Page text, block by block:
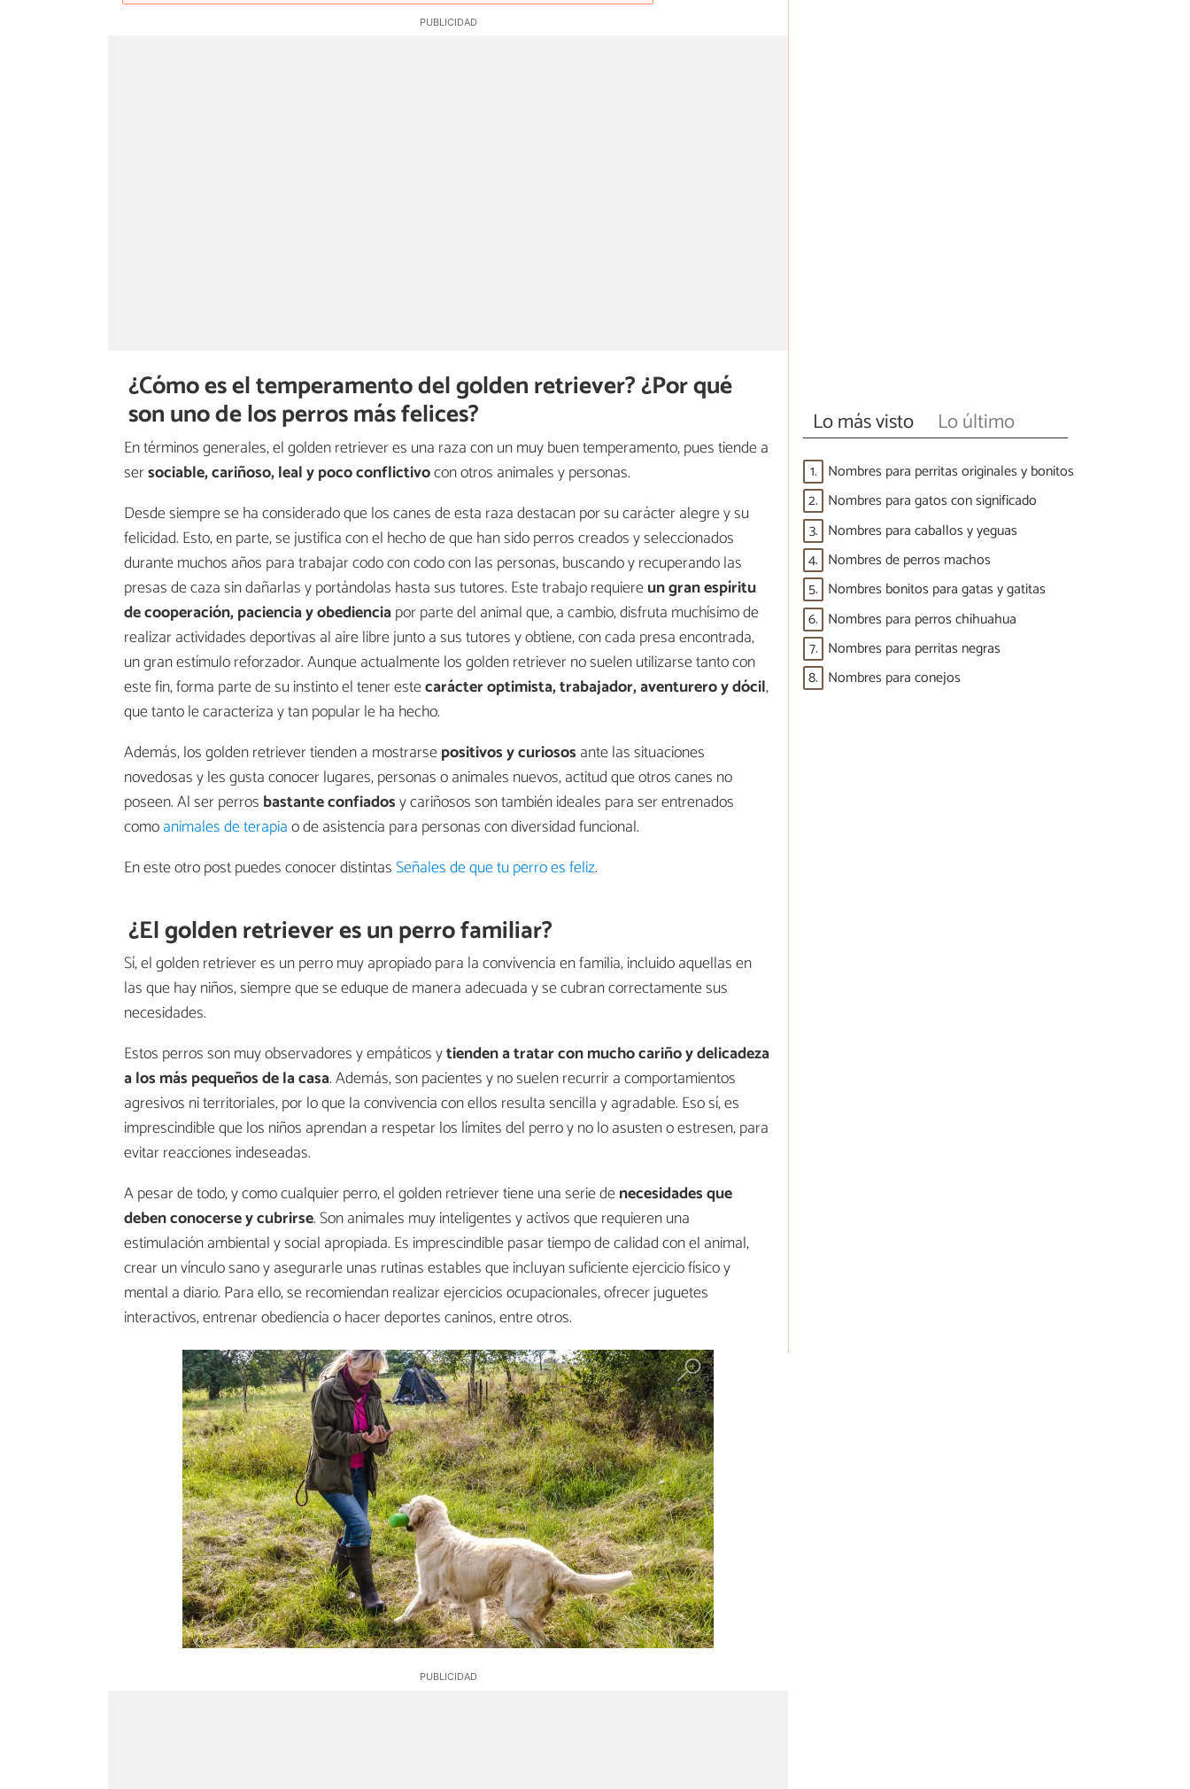
¿Cómo es el temperamento del golden retriever? ¿Por qué
son uno de los perros más felices?
En términos generales, el golden retriever es una raza con un muy buen temperamento, pues tiende a
sersociable, cariñoso, leal y poco conflictivocon otros animales y personas.
Desde siempre se ha considerado que los canes de esta raza destacan por su carácter alegre y su
felicidad. Esto, en parte, se justifica con el hecho de que han sido perros creados y seleccionados
durante muchos años para trabajar codo con codo con las personas, buscando y recuperando las
presas de caza sin dañarlas y portándolas hasta sus tutores. Este trabajo requiereun gran espíritu
de cooperación, paciencia y obedienciapor parte del animal que, a cambio, disfruta muchísimo de
realizar actividades deportivas al aire libre junto a sus tutores y obtiene, con cada presa encontrada,
un gran estímulo reforzador. Aunque actualmente los golden retriever no suelen utilizarse tanto con
este fin, forma parte de su instinto el tener estecarácter optimista, trabajador, aventurero y dócil,
que tanto le caracteriza y tan popular le ha hecho.
Además, los golden retriever tienden a mostrarsepositivos y curiosos ante las situaciones
novedosas y les gusta conocer lugares, personas o animales nuevos, actitud que otros canes no
poseen. Al ser perros bastante confiadosy cariñosos son también ideales para ser entrenados
comoanimales de terapiao de asistencia para personas con diversidad funcional.
En este otro post puedes conocer distintasSeñales de que tu perro es feliz.
¿El golden retriever es un perro familiar?
Sí, el golden retriever es un perro muy apropiado para la convivencia en familia, incluido aquellas en
las que hay niños, siempre que se eduque de manera adecuada y se cubran correctamente sus
necesidades.
Estos perros son muy observadores y empáticos ytienden a tratar con mucho cariño y delicadeza
a los más pequeños de la casa. Además, son pacientes y no suelen recurrir a comportamientos
agresivos ni territoriales, por lo que la convivencia con ellos resulta sencilla y agradable. Eso sí, es
imprescindible que los niños aprendan a respetar los límites del perro y no lo asusten o estresen, para
evitar reacciones indeseadas.
A pesar de todo, y como cualquier perro, el golden retriever tiene una serie denecesidades que
deben conocerse y cubrirse. Son animales muy inteligentes y activos que requieren una
estimulación ambiental y social apropiada. Es imprescindible pasar tiempo de calidad con el animal,
crear un vínculo sano y asegurarle unas rutinas estables que incluyan suficiente ejercicio físico y
mental a diario. Para ello, se recomiendan realizar ejercicios ocupacionales, ofrecer juguetes
interactivos, entrenar obediencia o hacer deportes caninos, entre otros.
Lo más visto Lo último
1. Nombres para perritas originales y bonitos
2. Nombres para gatos con significado
3. Nombres para caballos y yeguas
4. Nombres de perros machos
5. Nombres bonitos para gatas y gatitas
6. Nombres para perros chihuahua
7. Nombres para perritas negras
8. Nombres para conejos